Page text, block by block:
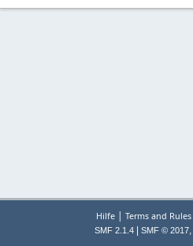
Hilfe | Terms and Rules
SMF 2.1.4 SMF © 2017,